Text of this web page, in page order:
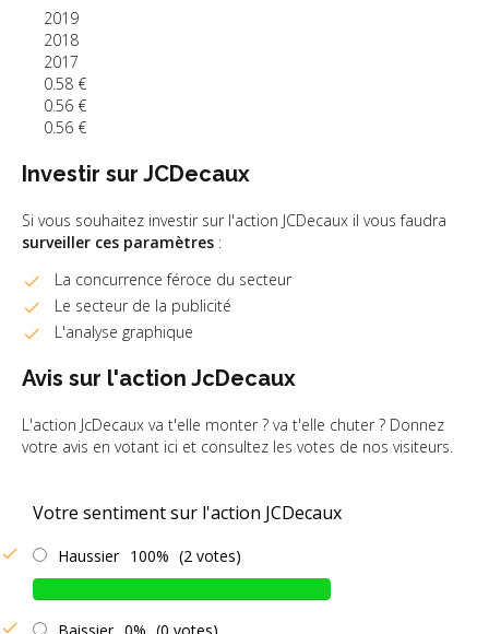
2019
2018
2017
0.58 €
0.56 €
0.56 €
Investir sur JCDecaux
Si vous souhaitez investir sur l'action JCDecaux il vous faudra
surveiller ces paramètres :
La concurrence féroce du secteur
Le secteur de la publicité
L'analyse graphique
Avis sur l'action JcDecaux
L'action JcDecaux va t'elle monter ? va t'elle chuter ? Donnez
votre avis en votant ici et consultez les votes de nos visiteurs.
Votre sentiment sur l'action JCDecaux
Haussier 100% (2 votes)